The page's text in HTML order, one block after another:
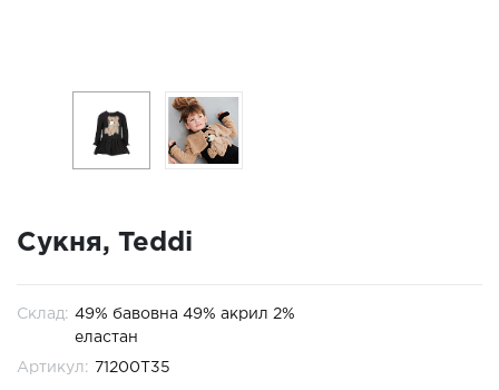
Сукня, Teddi
Склад: 49% бавовна 49% акрил 2%
еластан
Артикул: 71200T35